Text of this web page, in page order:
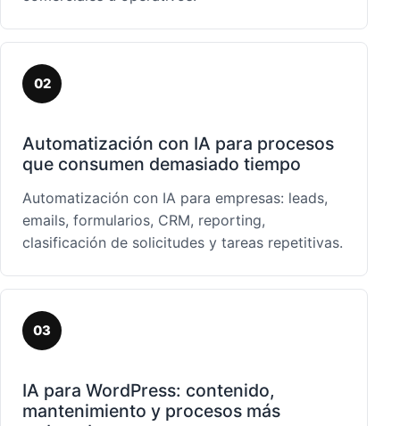
02
Automatización con IA para procesos
que consumen demasiado tiempo
Automatización con IA para empresas: leads,
emails, formularios, CRM, reporting,
clasificación de solicitudes y tareas repetitivas.
03
IA para WordPress: contenido,
mantenimiento y procesos más